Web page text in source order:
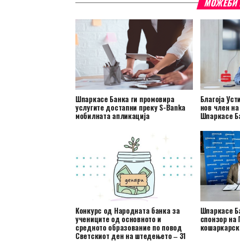
Шпаркасе Банка ги промовира
услугите достапни преку S-Banka
мобилната апликација
Благоја
нов член
Шпаркасе
Конкурс од Народната банка за
учениците од основното и
средното образование по повод
Светскиот ден на штедењето ‒ 31
Шпаркасе
спонзор на